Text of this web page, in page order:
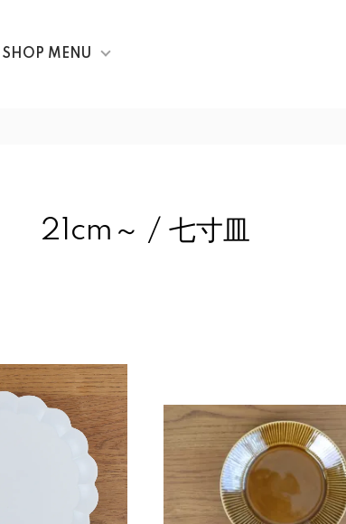
SHOP MENU
21cm～ / 七寸皿